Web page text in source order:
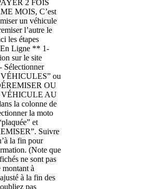
2 FOIS
MOIS, C’est
un véhicule
l’autre le
les étapes
Ligne ** 1-
sur le site
VÉHICULES” ou
OU
AU
la colonne de
la moto
et
Suivre
la fin pour
(Note que
ne sont pas
montant à
à la fin des
pas